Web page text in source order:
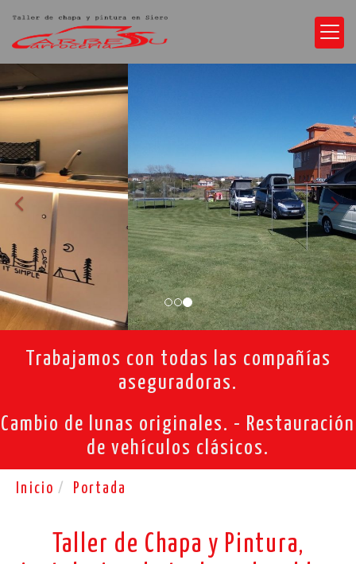
prev
Trabajamos con todas las compañías
aseguradoras.
Cambio de lunas originales. - Restauración
de vehículos clásicos.
Reparaciones de chapa y
Inicio Portada
Taller de Chapa y Pintura,